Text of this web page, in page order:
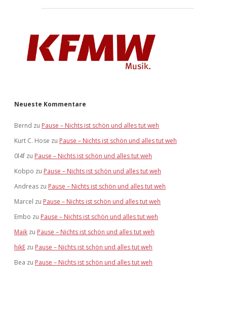
Neueste Kommentare
Bernd zu Pause – Nichts ist schön und alles tut weh
Kurt C. Hose zu Pause – Nichts ist schön und alles tut weh
0l4f zu Pause – Nichts ist schön und alles tut weh
Kobpo zu Pause – Nichts ist schön und alles tut weh
Andreas zu Pause – Nichts ist schön und alles tut weh
Marcel zu Pause – Nichts ist schön und alles tut weh
Embo zu Pause – Nichts ist schön und alles tut weh
Maik zu Pause – Nichts ist schön und alles tut weh
hikE zu Pause – Nichts ist schön und alles tut weh
Bea zu Pause – Nichts ist schön und alles tut weh